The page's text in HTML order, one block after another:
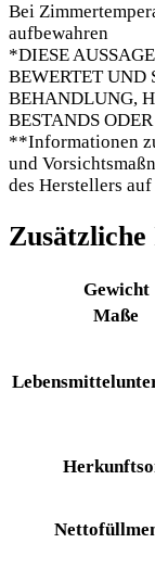
Bei
aufbewahren
*DIESE
BEWERTET UND
BEHANDLUNG,
BESTANDS
**Informationen
und
des Herstellers
Gewicht
Maße